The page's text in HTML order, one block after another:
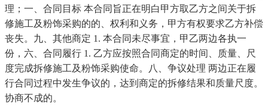
理；一、合同目标 本合同旨正在明白甲方取乙方之间关于拆
修施工及粉饰采购的的、权利和义务，甲方有权要求乙方补偿
丧失。九、其他商定 1. 本合同未尽事宜，甲乙两边各执一
份，六、合同履行 1. 乙方应按照合同商定的时间、质量、尺
度完成拆修施工及粉饰采购使命。八、争议处理 两边正在履
行合同过程中发生争议的，达到商定的拆修结果和质量尺度。
协商不成的。